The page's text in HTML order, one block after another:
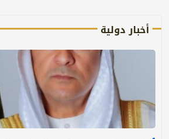
أخبار دولية